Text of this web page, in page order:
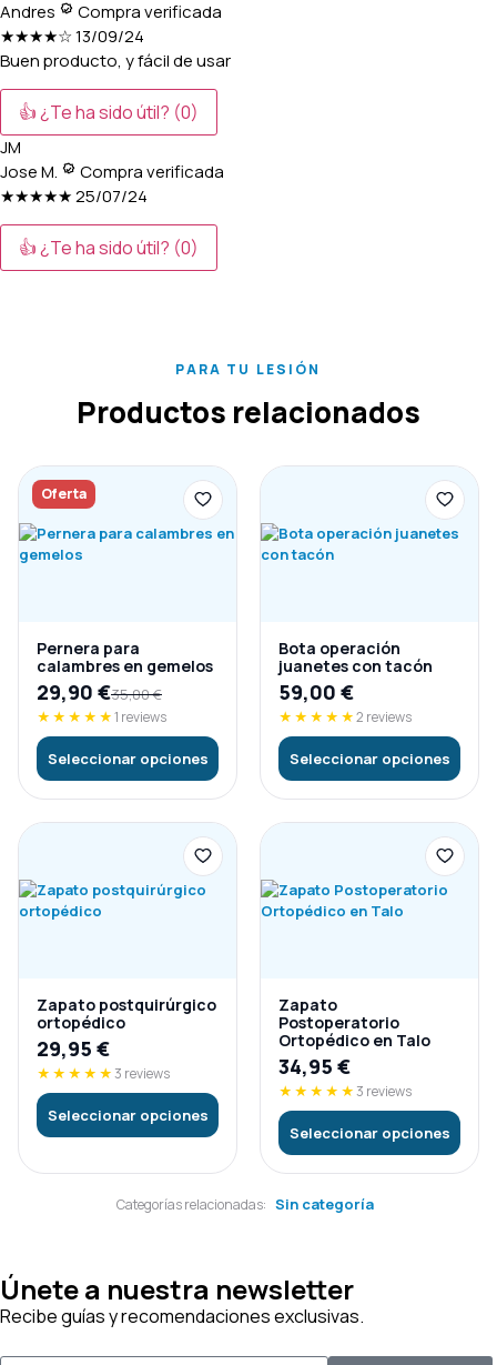
Andres
Compra verificada
★★★★☆13/09/24
Buen producto, y fácil de usar
👍 ¿Te ha sido útil? (0)
JM
Jose M.
Compra verificada
★★★★★25/07/24
👍 ¿Te ha sido útil? (0)
PARA TU LESIÓN
Productos relacionados
Oferta
Pernera para
calambres en gemelos
29,90 €35,00€
★★★★★1 reviews
Seleccionar opciones
Bota operación
juanetes con tacón
59,00 €
★★★★★2 reviews
Seleccionar opciones
Zapato postquirúrgico
ortopédico
29,95 €
★★★★★3 reviews
Seleccionar opciones
Zapato
Postoperatorio
Ortopédico en Talo
34,95 €
★★★★★3 reviews
Seleccionar opciones
Categorías relacionadas: Sin categoría
Únete a nuestra newsletter
Recibe guías y recomendaciones exclusivas.